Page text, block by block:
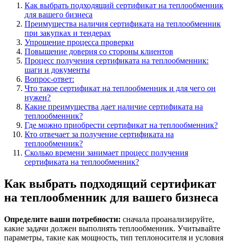
Как выбрать подходящий сертификат на теплообменник
для вашего бизнеса
Преимущества наличия сертификата на теплообменник
при закупках и тендерах
Упрощение процесса проверки
Повышение доверия со стороны клиентов
Процесс получения сертификата на теплообменник:
шаги и документы
Вопрос-ответ:
Что такое сертификат на теплообменник и для чего он
нужен?
Какие преимущества дает наличие сертификата на
теплообменник?
Где можно приобрести сертификат на теплообменник?
Кто отвечает за получение сертификата на
теплообменник?
Сколько времени занимает процесс получения
сертификата на теплообменник?
Как выбрать подходящий сертификат
на теплообменник для вашего бизнеса
Определите ваши потребности: сначала проанализируйте,
какие задачи должен выполнять теплообменник. Учитывайте
параметры, такие как мощность, тип теплоносителя и условия